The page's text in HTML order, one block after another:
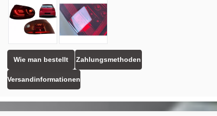
Wie man bestellt Zahlungsmethoden
Versandinformationen